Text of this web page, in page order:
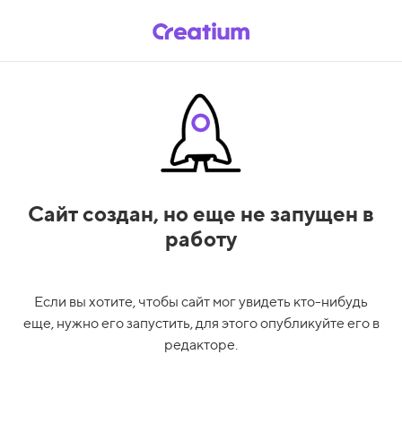
Сайт создан, но еще не запущен в
работу
Если вы хотите, чтобы сайт мог увидеть кто-нибудь
еще, нужно его запустить, для этого опубликуйте его в
редакторе.